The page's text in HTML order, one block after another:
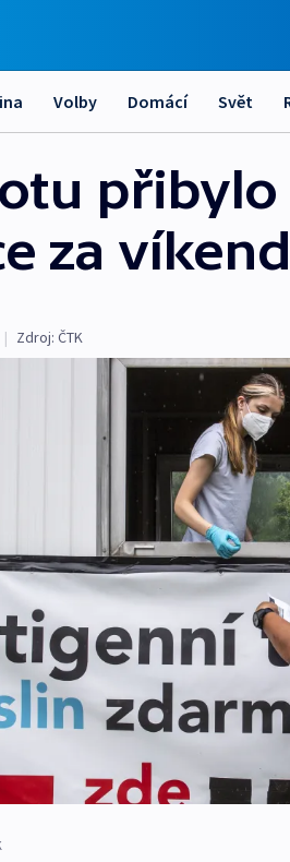
Volby Domácí Svět
za
| Zdroj: ČTK